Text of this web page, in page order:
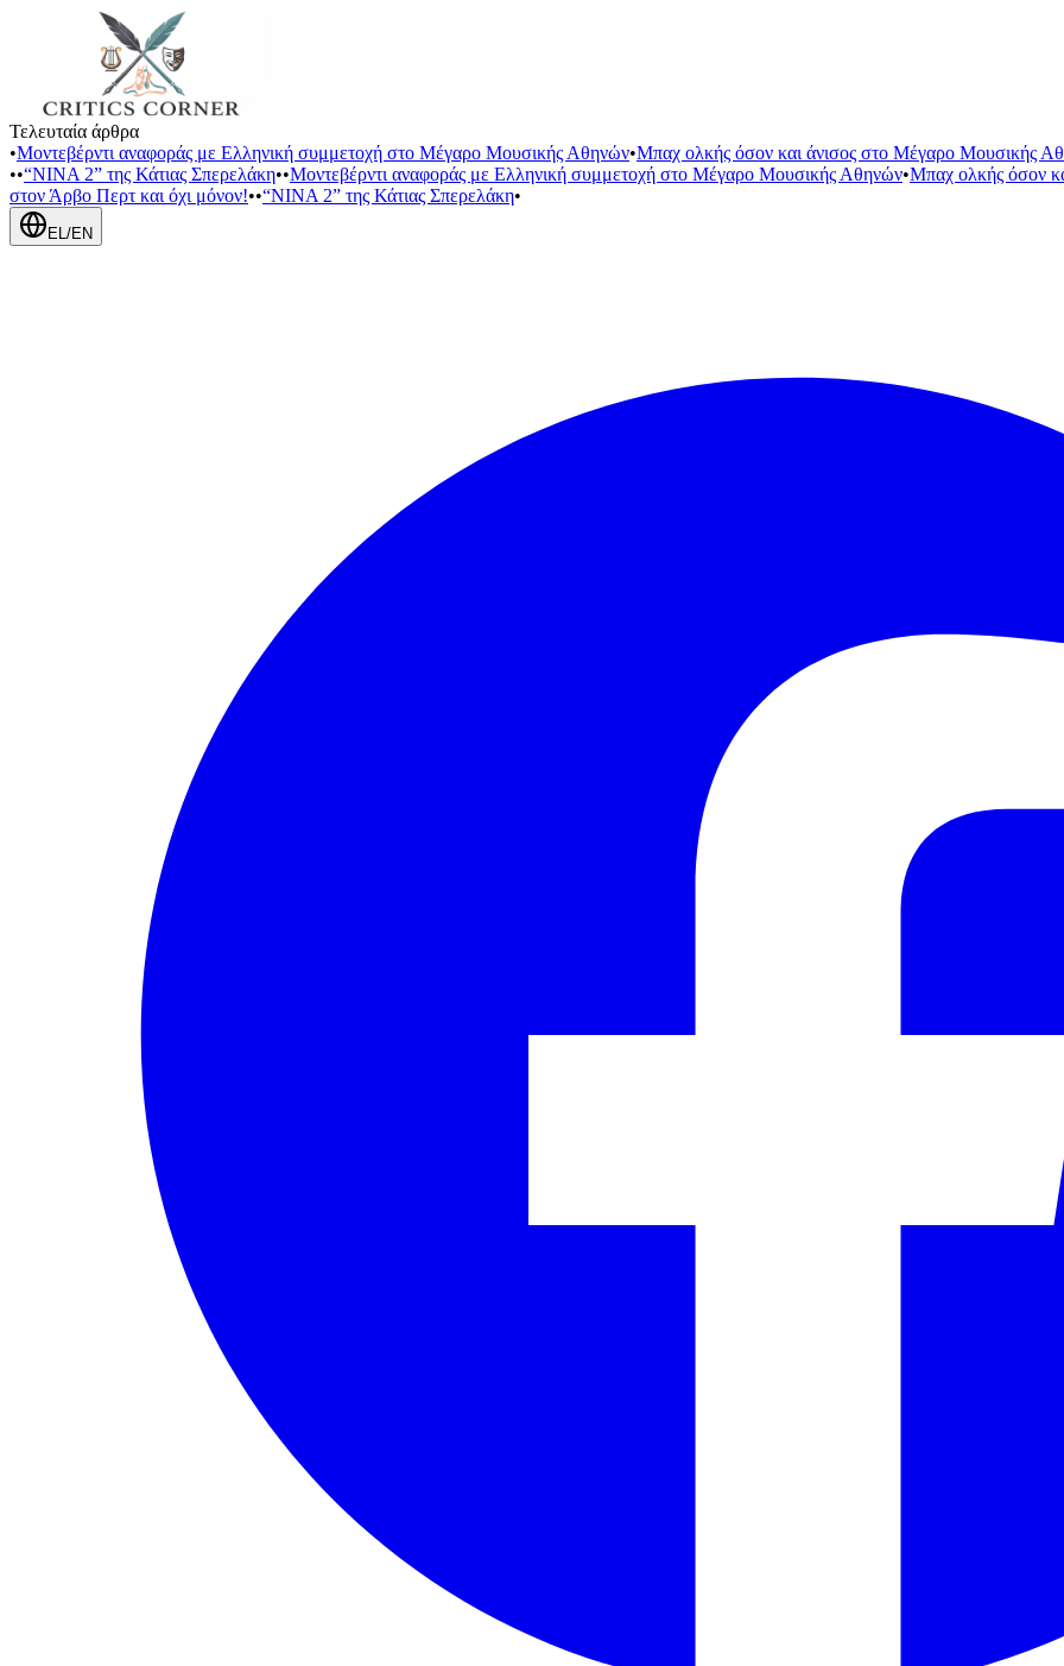
Τελευταία άρθρα
•Μοντεβέρντι αναφοράς με Ελληνική συμμετοχή στο Μέγαρο Μουσικής Αθηνών•Μπαχ ολκής όσον και άνισος στο Μέγαρο Μουσικής
••“NINA 2” της Κάτιας Σπερελάκη••Μοντεβέρντι αναφοράς με Ελληνική συμμετοχή στο Μέγαρο Μουσικής Αθηνών•Μπαχ ολκής όσον
στον Άρβο Περτ και όχι μόνον!••“NINA 2” της Κάτιας Σπερελάκη•
EL/EN